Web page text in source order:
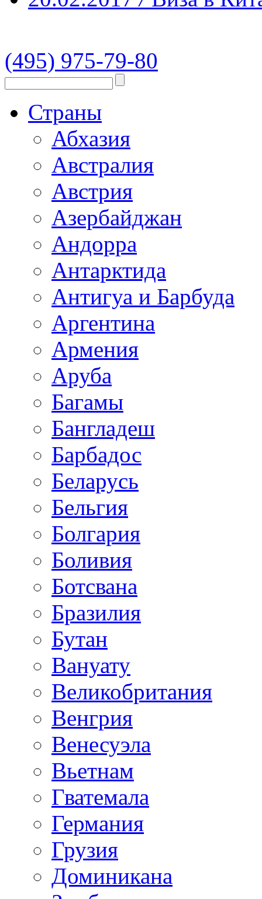
(495) 975-79-80
Страны
Абхазия
Австралия
Австрия
Азербайджан
Андорра
Антарктида
Антигуа и Барбуда
Аргентина
Армения
Аруба
Багамы
Бангладеш
Барбадос
Беларусь
Бельгия
Болгария
Боливия
Ботсвана
Бразилия
Бутан
Вануату
Великобритания
Венгрия
Венесуэла
Вьетнам
Гватемала
Германия
Грузия
Доминикана